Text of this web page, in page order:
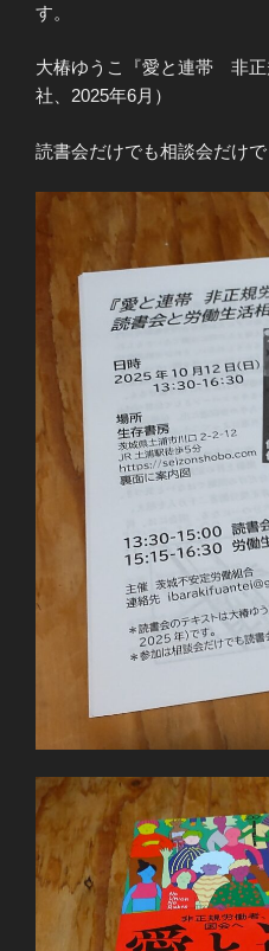
す。
大椿ゆうこ『愛と連帯 非
社、2025年6月）
読書会だけでも相談会だけで